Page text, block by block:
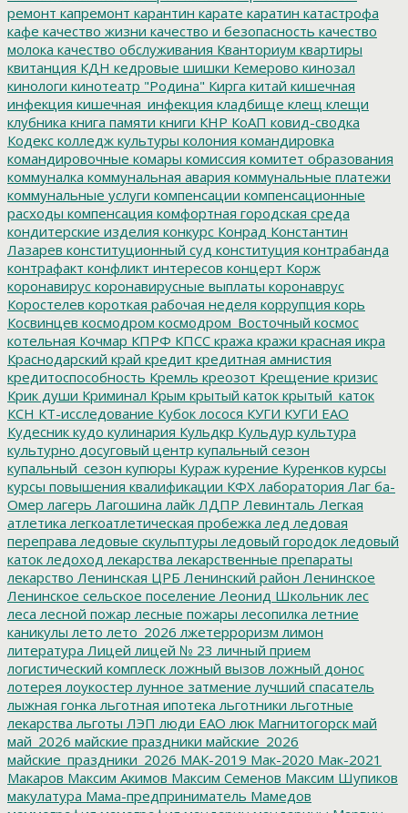
ремонт капремонт карантин карате каратин катастрофа
кафе качество жизни качество и безопасность качество
молока качество обслуживания Кванториум квартиры
квитанция КДН кедровые шишки Кемерово кинозал
кинологи кинотеатр "Родина" Кирга китай кишечная
инфекция кишечная_инфекция кладбище клещ клещи
клубника книга памяти книги КНР КоАП ковид-сводка
Кодекс колледж культуры колония командировка
командировочные комары комиссия комитет образования
коммуналка коммунальная авария коммунальные платежи
коммунальные услуги компенсации компенсационные
расходы компенсация комфортная городская среда
кондитерские изделия конкурс Конрад Константин
Лазарев конституционный суд конституция контрабанда
контрафакт конфликт интересов концерт Корж
коронавирус коронавирусные выплаты коронаврус
Коростелев короткая рабочая неделя коррупция корь
Косвинцев космодром космодром_Восточный космос
котельная Кочмар КПРФ КПСС кража кражи красная икра
Краснодарский край кредит кредитная амнистия
кредитоспособность Кремль креозот Крещение кризис
Крик души Криминал Крым крытый каток крытый_каток
КСН КТ-исследование Кубок лосося КУГИ КУГИ ЕАО
Кудесник кудо кулинария Кульдкр Кульдур культура
культурно досуговый центр купальный сезон
купальный_сезон купюры Кураж курение Куренков курсы
курсы повышения квалификации КФХ лаборатория Лаг ба-
Омер лагерь Лагошина лайк ЛДПР Левинталь Легкая
атлетика легкоатлетическая пробежка лед ледовая
переправа ледовые скульптуры ледовый городок ледовый
каток ледоход лекарства лекарственные препараты
лекарство Ленинская ЦРБ Ленинский район Ленинское
Ленинское сельское поселение Леонид Школьник лес
леса лесной пожар лесные пожары лесопилка летние
каникулы лето лето_2026 лжетерроризм лимон
литература Лицей лицей № 23 личный прием
логистический комплеск ложный вызов ложный донос
лотерея лоукостер лунное затмение лучший спасатель
лыжная гонка льготная ипотека льготники льготные
лекарства льготы ЛЭП люди ЕАО люк Магнитогорск май
май_2026 майские праздники майские_2026
майские_праздники_2026 МАК-2019 Мак-2020 Мак-2021
Макаров Максим Акимов Максим Семенов Максим Шупиков
макулатура Мама-предприниматель Мамедов